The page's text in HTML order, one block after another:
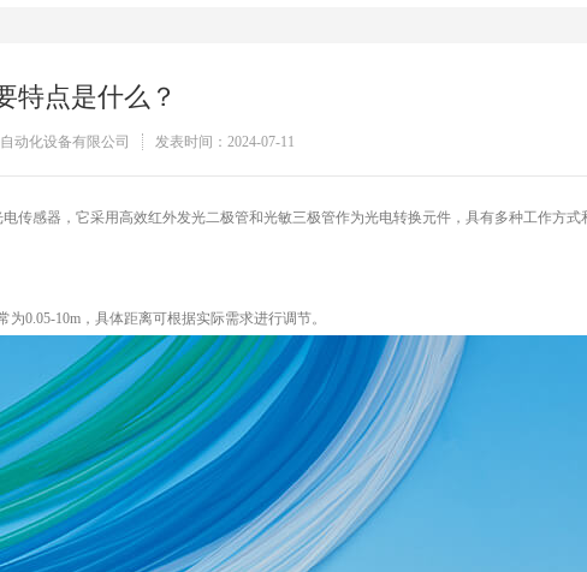
特点是什么？
动化设备有限公司 发表时间：2024-07-11
传感器，它采用高效红外发光二极管和光敏三极管作为光电转换元件，具有多种工作方
0.05-10m，具体距离可根据实际需求进行调节。